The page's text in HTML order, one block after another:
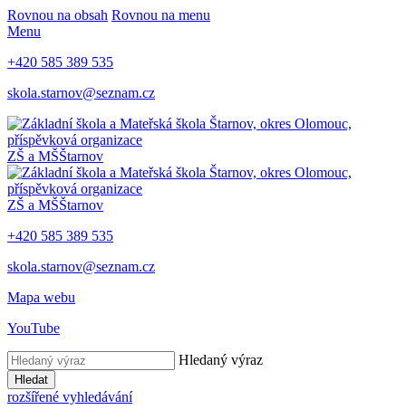
Rovnou na obsah Rovnou na menu
Menu
+420 585 389 535
skola.starnov@seznam.cz
ZŠ a MŠŠtarnov
ZŠ a MŠŠtarnov
+420 585 389 535
skola.starnov@seznam.cz
Mapa webu
YouTube
Hledaný výraz
Hledat
rozšířené vyhledávání